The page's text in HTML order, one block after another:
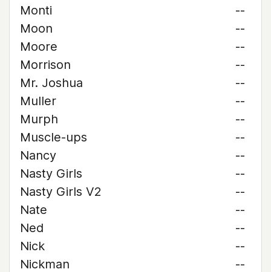
Monti
--
Moon
--
Moore
--
Morrison
--
Mr. Joshua
--
Muller
--
Murph
--
Muscle-ups
--
Nancy
--
Nasty Girls
--
Nasty Girls V2
--
Nate
--
Ned
--
Nick
--
Nickman
--